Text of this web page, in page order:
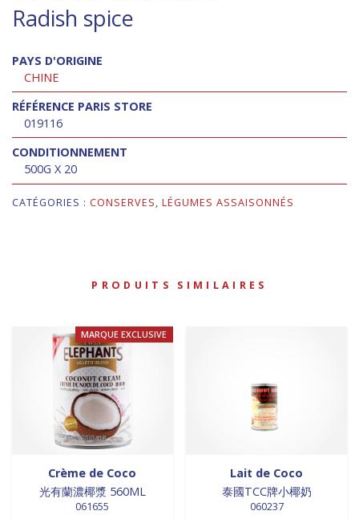
Radish spice
PAYS D'ORIGINE
CHINE
RÉFÉRENCE PARIS STORE
019116
CONDITIONNEMENT
500G X 20
CATÉGORIES : CONSERVES, LÉGUMES ASSAISONNÉS
PRODUITS SIMILAIRES
MARQUE EXCLUSIVE
Crème de Coco
光有蘭濃椰漿 560ML
061655
Lait de Coco
泰國TCC牌小椰奶
060237